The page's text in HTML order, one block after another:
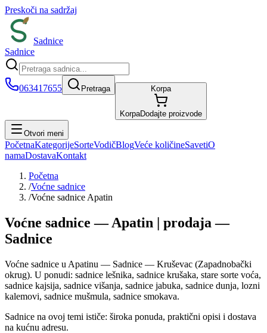
Preskoči na sadržaj
Sadnice
Sadnice
063417655 Pretraga Korpa
KorpaDodajte proizvode
Otvori meni
PočetnaKategorijeSorteVodičBlogVeće količineSavetiO
namaDostavaKontakt
Početna
/Voćne sadnice
/Voćne sadnice Apatin
Voćne sadnice — Apatin | prodaja —
Sadnice
Voćne sadnice u Apatinu — Sadnice — Kruševac (Zapadnobački
okrug). U ponudi: sadnice lešnika, sadnice krušaka, stare sorte voća,
sadnice kajsija, sadnice višanja, sadnice jabuka, sadnice dunja, lozni
kalemovi, sadnice mušmula, sadnice smokava.
Sadnice na ovoj temi ističe: široka ponuda, praktični opisi i dostava
na kućnu adresu.